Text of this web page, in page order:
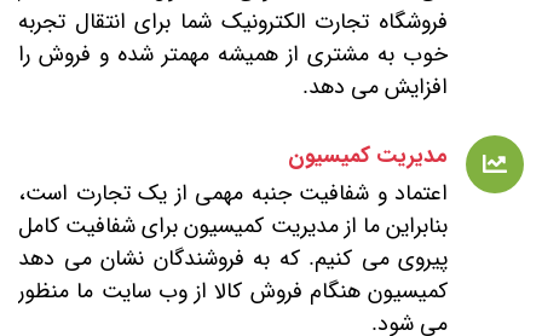
فروشگاه تجارت الکترونیک شما برای انتقال تجربه
خوب به مشتری از همیشه مهمتر شده و فروش را
افزایش می دهد.
مدیریت کمیسیون
اعتماد و شفافیت جنبه مهمی از یک تجارت است،
بنابراین ما از مدیریت کمیسیون برای شفافیت کامل
پیروی می کنیم. که به فروشندگان نشان می دهد
کمیسیون هنگام فروش کالا از وب سایت ما منظور
می شود.